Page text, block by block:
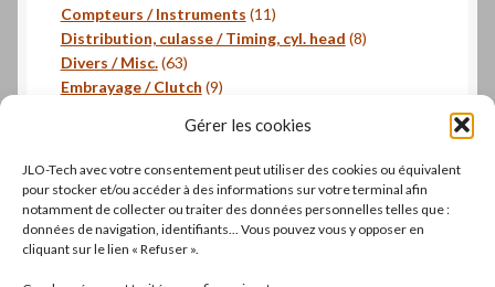
Gérer les cookies
JLO-Tech avec votre consentement peut utiliser des cookies ou équivalent
pour stocker et/ou accéder à des informations sur votre terminal afin
notamment de collecter ou traiter des données personnelles telles que :
données de navigation, identifiants... Vous pouvez vous y opposer en
cliquant sur le lien « Refuser ».
produits
Compteurs / Instruments 1111
produits
Distribution, culasse / Timing, cyl. head 88
Divers / Misc. 6363
produits
Embrayage / Clutch 99
produits
1818
produits
Pistons, segments / Pistons, rings 3
produits
- Roulements / Bearings 22
produits
Transmission primaire / Primary transmission 11
Transmission secondaire / Secondary transmission